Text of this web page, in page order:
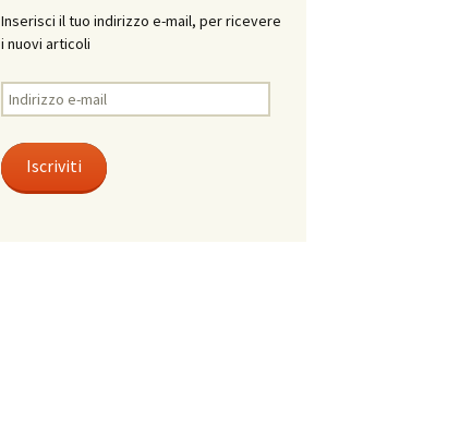
Inserisci il tuo indirizzo e-mail, per ricevere
i nuovi articoli
Indirizzo
e-
Iscriviti